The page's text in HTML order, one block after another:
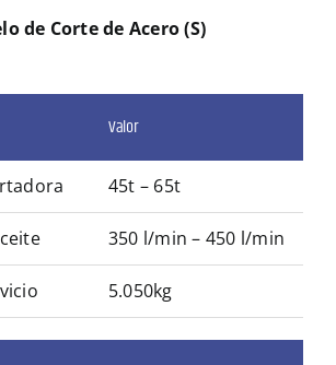
de Corte de Acero (S)
Valor
45t – 65t
350 l/min – 450 l/min
5.050kg